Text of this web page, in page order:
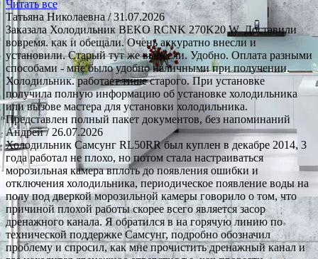
Читать все
Татьяна Николаевна/ 31.07.2026
Заказала Холодильник BEKO RCNK 270K20 W. Доставили
вовремя. как и обещали. Очень аккуратно внесли и
установили. Старый тут же вынесли. Удобно. Оплата разными
способами - мне было удобно наличными при получении.
Холодильник. работает тише старого. При установке
получила полную информацию об установке холодильника
или вызове мастера для установки холодильника.
Представлен полный пакет документов, без напоминаний
Андрей/ 26.07.2026
Холодильник Самсунг RL50RR был куплен в декабре 2014, 3
года работал не плохо, но потом стала настраиваться
морозильная камера вплоть до появления ошибки и
отключения холодильника, периодическое появление воды на
полу под дверкой морозильной камеры говорило о том, что
причиной плохой работы скорее всего является засор
дренажного канала. Я обратился в на горячую линию по
технической поддержке Самсунг, подробно обозначил
проблему и спросил, как мне прочистить дренажный канал и